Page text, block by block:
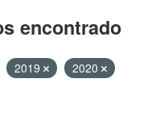
encontrado
2019
2020